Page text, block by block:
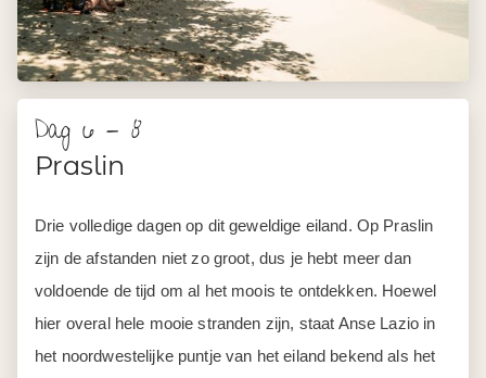
Dag 6 - 8
Praslin
Drie volledige dagen op dit geweldige eiland. Op Praslin
zijn de afstanden niet zo groot, dus je hebt meer dan
voldoende de tijd om al het moois te ontdekken. Hoewel
hier overal hele mooie stranden zijn, staat Anse Lazio in
het noordwestelijke puntje van het eiland bekend als het